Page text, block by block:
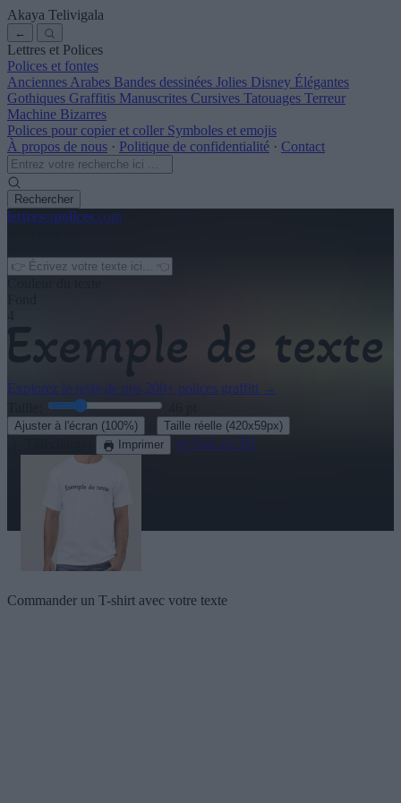
Akaya Telivigala
←
Lettres et Polices
Polices et fontes
Anciennes Arabes Bandes dessinées Jolies Disney Élégantes
Gothiques Graffitis Manuscrites Cursives Tatouages Terreur
Machine Bizarres
Polices pour copier et coller Symboles et emojis
À propos de nous · Politique de confidentialité · Contact
Rechercher
lettresetpolices.com
Explorez le reste de nos 200+ polices graffiti →
Ajuster à l'écran (100%) Taille réelle (420x59px)
Imprimer Voir en 3D
Commander un T-shirt avec votre texte